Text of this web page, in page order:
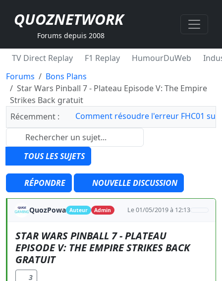
QUOZNETWORK
Forums depuis 2008
TV Direct Replay F1 Replay HumourDuWeb
Forums
Bons Plans
Star Wars Pinball 7 - Plateau Episode V: The Empire
Strikes Back gratuit
Récemment :
Comment résoudre l'erreur FHC01 sur
TOUS LES SUJETS
RÉPONDRE NOUVELLE DISCUSSION
QuozPowa Auteur Admin Le 01/05/2019 à 12:13
STAR WARS PINBALL 7 - PLATEAU
EPISODE V: THE EMPIRE STRIKES BACK
GRATUIT
3